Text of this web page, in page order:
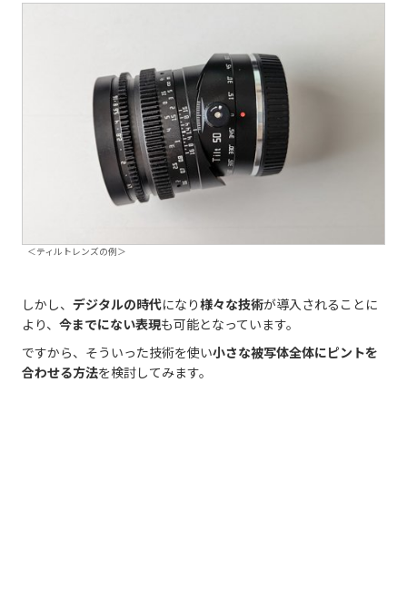
＜ティルトレンズの例＞
しかし、 デジタルの時代になり様々な技術が導入されることに
より、 今までにない表現も可能となっています。
ですから、そういった技術を使い小さな被写体全体にピントを
合わせる方法を検討してみます。